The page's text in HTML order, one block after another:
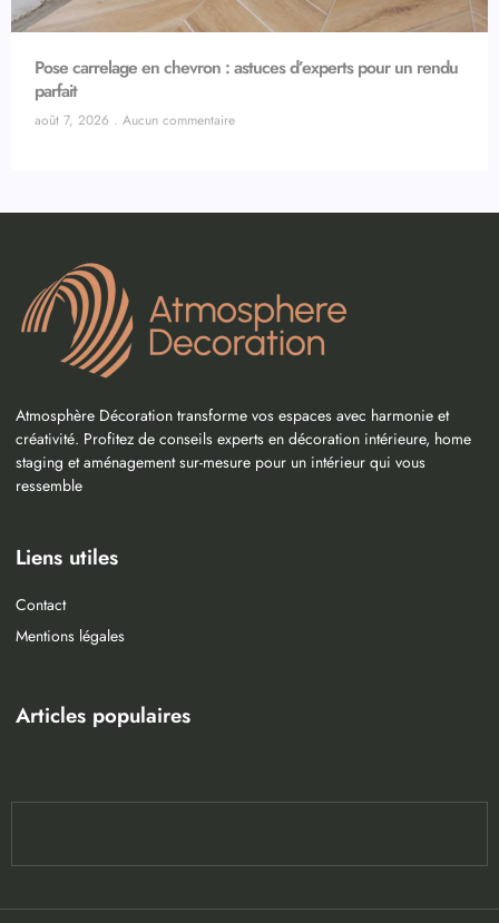
Pose carrelage en chevron : astuces d’experts pour un rendu
parfait
août 7, 2026 Aucun commentaire
Atmosphère Décoration transforme vos espaces avec harmonie et
créativité. Profitez de conseils experts en décoration intérieure, home
staging et aménagement sur-mesure pour un intérieur qui vous
ressemble
Liens utiles
Contact
Mentions légales
Articles populaires